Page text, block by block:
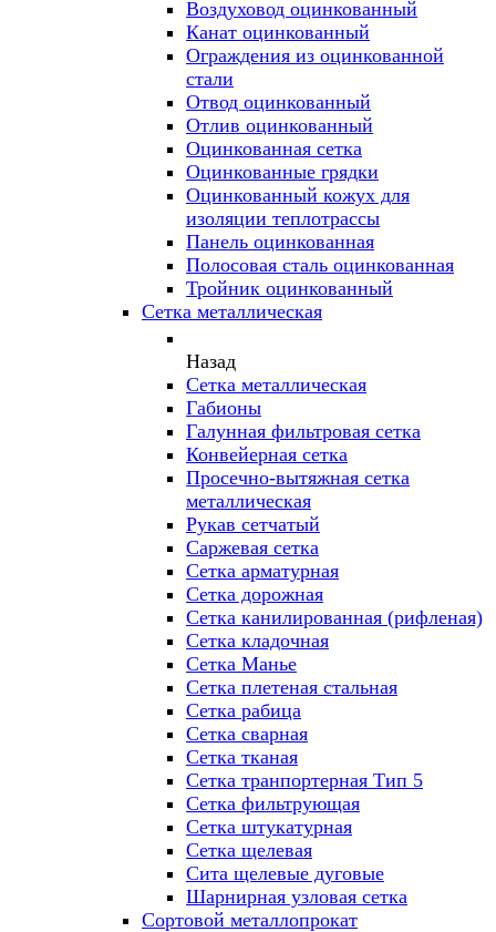
Воздуховод оцинкованный
Канат оцинкованный
Ограждения из оцинкованной
стали
Отвод оцинкованный
Отлив оцинкованный
Оцинкованная сетка
Оцинкованные грядки
Оцинкованный кожух для
изоляции теплотрассы
Панель оцинкованная
Полосовая сталь оцинкованная
Тройник оцинкованный
Сетка металлическая
Назад
Сетка металлическая
Габионы
Галунная фильтровая сетка
Конвейерная сетка
Просечно-вытяжная сетка
металлическая
Рукав сетчатый
Саржевая сетка
Сетка арматурная
Сетка дорожная
Сетка канилированная (рифленая)
Сетка кладочная
Сетка Манье
Сетка плетеная стальная
Сетка рабица
Сетка сварная
Сетка тканая
Сетка транпортерная Тип 5
Сетка фильтрующая
Сетка штукатурная
Сетка щелевая
Сита щелевые дуговые
Шарнирная узловая сетка
Сортовой металлопрокат